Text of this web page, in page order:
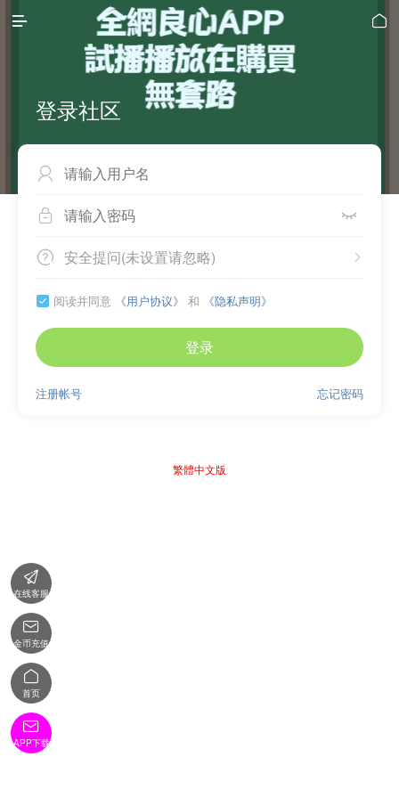
 
登录社区

 
 
安全提问(未设置请忽略)
 阅读并同意 《用户协议》 和 《隐私声明》
登录
忘记密码
注册帐号
繁體中文版

在线客服

金币充值

首页

APP下载